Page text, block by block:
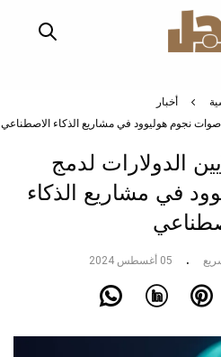
أخبار
أصوات نجوم هوليوود في مشاريع الذكاء الاصطناعي
الدولارات لدمج
في مشاريع الذكاء
05 أغسطس 2024